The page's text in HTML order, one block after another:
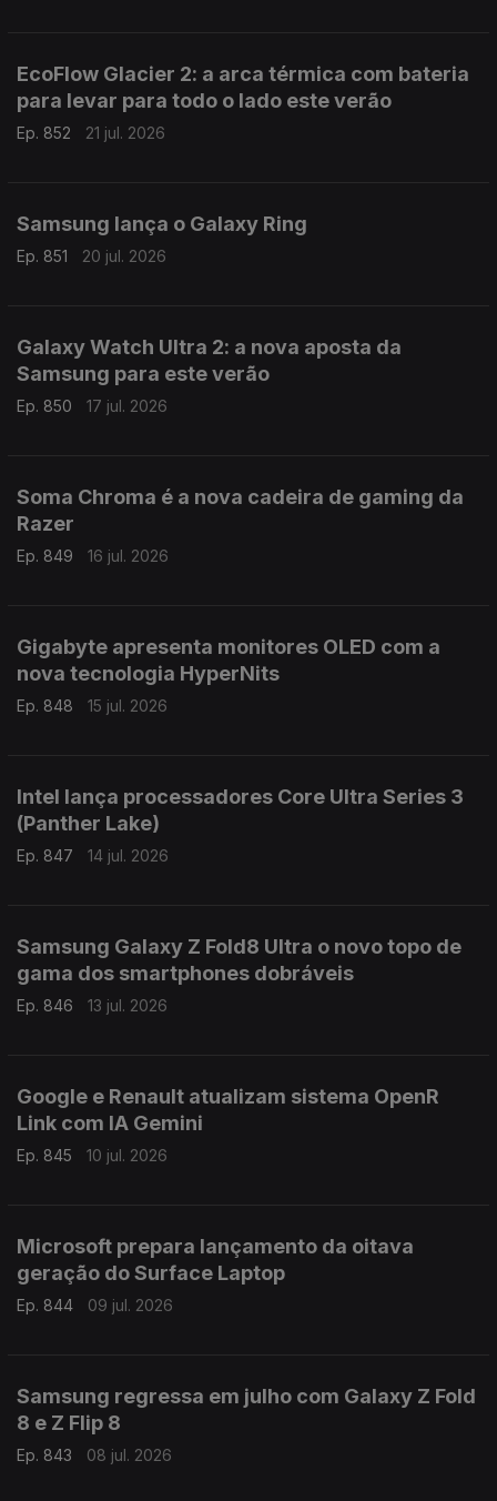
EcoFlow Glacier 2: a arca térmica com bateria
para levar para todo o lado este verão
Ep. 852 21 jul. 2026
Samsung lança o Galaxy Ring
Ep. 851 20 jul. 2026
Galaxy Watch Ultra 2: a nova aposta da
Samsung para este verão
Ep. 850 17 jul. 2026
Soma Chroma é a nova cadeira de gaming da
Razer
Ep. 849 16 jul. 2026
Gigabyte apresenta monitores OLED com a
nova tecnologia HyperNits
Ep. 848 15 jul. 2026
Intel lança processadores Core Ultra Series 3
(Panther Lake)
Ep. 847 14 jul. 2026
Samsung Galaxy Z Fold8 Ultra o novo topo de
gama dos smartphones dobráveis
Ep. 846 13 jul. 2026
Google e Renault atualizam sistema OpenR
Link com IA Gemini
Ep. 845 10 jul. 2026
Microsoft prepara lançamento da oitava
geração do Surface Laptop
Ep. 844 09 jul. 2026
Samsung regressa em julho com Galaxy Z Fold
8 e Z Flip 8
Ep. 843 08 jul. 2026